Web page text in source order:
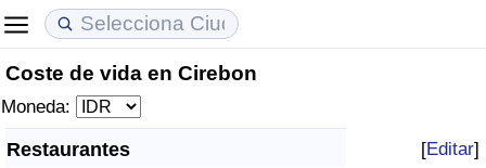
Coste de vida en Cirebon
Moneda:
Restaurantes [Editar]
Coste de vida
Precios de las propiedades
Calidad de Vida